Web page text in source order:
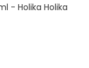
- Holika Holika